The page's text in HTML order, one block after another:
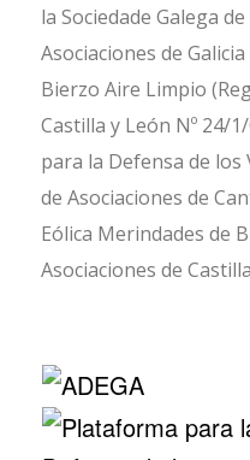
la Sociedade Galega
Asociaciones de
Bierzo Aire Limpio
Castilla y León Nº 24/
para la Defensa de los
de Asociaciones de
Eólica Merindades de
Asociaciones de